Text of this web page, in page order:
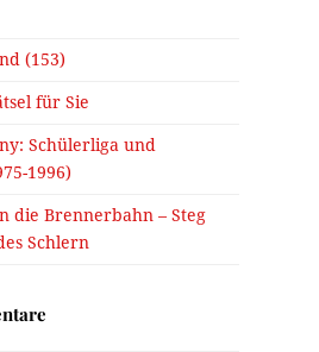
(153)
für Sie
Schülerliga und
1996)
die Brennerbahn – Steg
Schlern